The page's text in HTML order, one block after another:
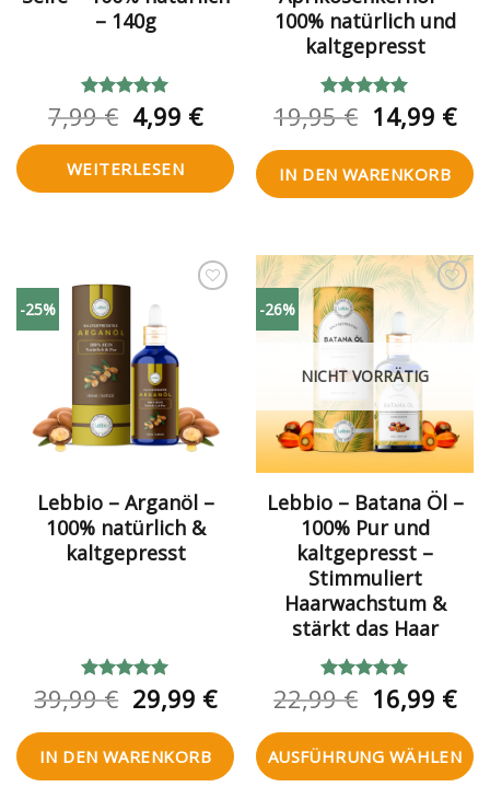
– 140g
Bewertet
mit5.00
von 5
7,99€ Ursprünglicher
Preis
war:
7,99 €
4,99 €Aktueller
Preis
ist:
4,99 €.
WEITERLESEN
100% natürlich und
kaltgepresst
Bewertet
mit5.00
19,95€
Preis
war:
19,95 €
14,99 €
ist:
IN DEN WARENKORB
-25%
hinzufügen
Lebbio – Arganöl –
100% natürlich &
kaltgepresst
Bewertet
mit5.00
39,99€ Ursprünglicher
Preis
war:
39,99 €
29,99 €Aktueller
ist:
29,99 €.
IN DEN WARENKORB
-26%
Wunschliste
hinzufügen
NICHT VORRÄTIG
Lebbio – Batana Öl –
100% Pur und
kaltgepresst –
Stimmuliert
Haarwachstum &
stärkt das Haar
Bewertet
mit5.00
22,99€
Preis
war:
22,99 €
16,99 €
ist:
AUSFÜHRUNG WÄHLEN